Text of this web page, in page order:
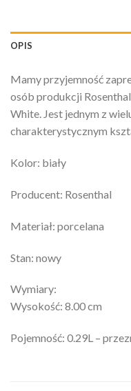
OPIS
Mamy przyjemność
osób produkcji
White. Jest jednym z
charakterystycznym
Kolor: biały
Producent: Rosenthal
Materiał: porcelana
Stan: nowy
Wymiary:
Wysokość: 8.00 cm
Pojemność: 0.29L –